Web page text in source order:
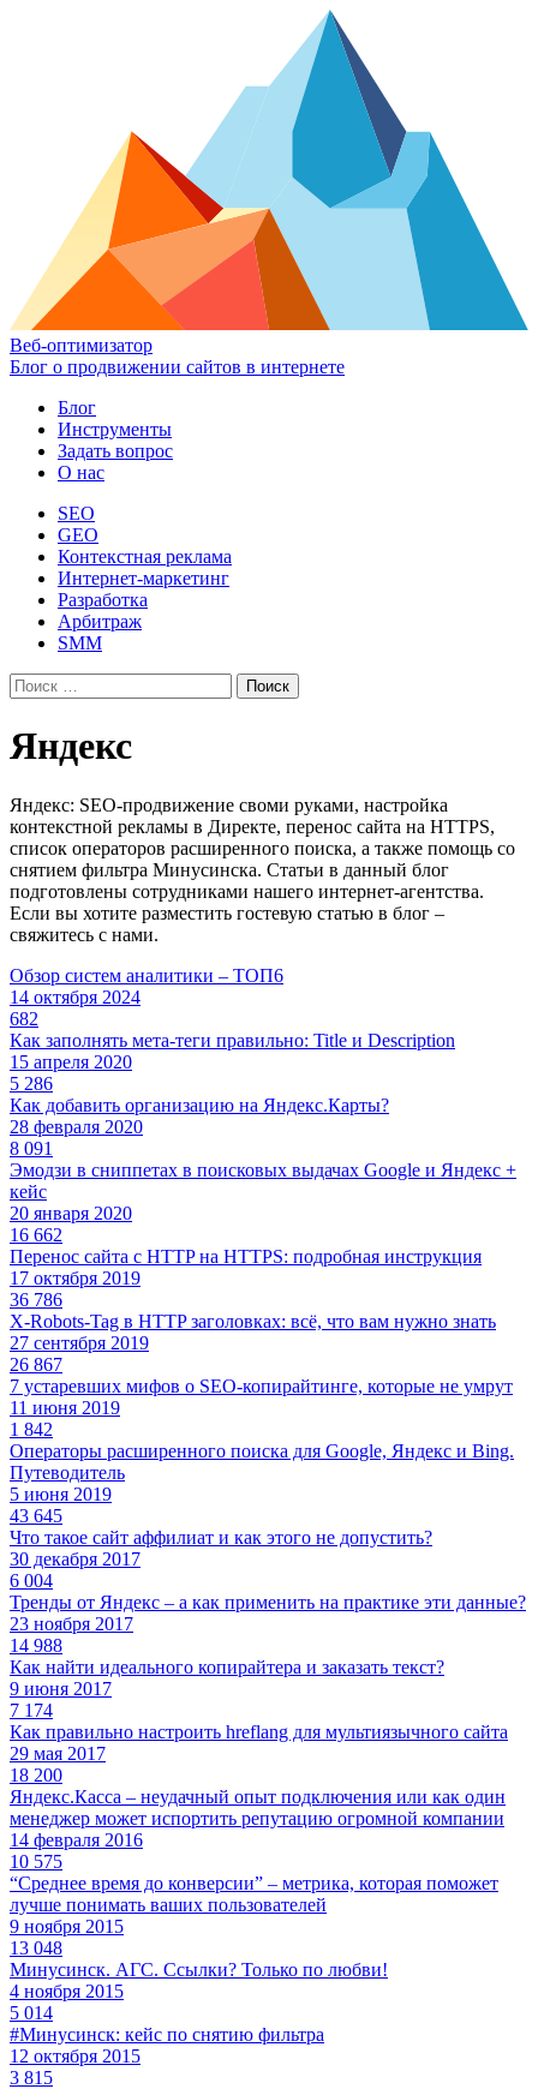
Веб-оптимизатор
Блог о продвижении сайтов в интернете
Блог
Инструменты
Задать вопрос
О нас
SEO
GEO
Контекстная реклама
Интернет-маркетинг
Разработка
Арбитраж
SMM
Найти:
Яндекс
Яндекс: SEO-продвижение своми руками, настройка
контекстной рекламы в Директе, перенос сайта на HTTPS,
список операторов расширенного поиска, а также помощь со
снятием фильтра Минусинска. Статьи в данный блог
подготовлены сотрудниками нашего интернет-агентства.
Если вы хотите разместить гостевую статью в блог –
свяжитесь с нами.
Обзор систем аналитики – ТОП6
14 октября 2024
682
Как заполнять мета-теги правильно: Title и Description
15 апреля 2020
5 286
Как добавить организацию на Яндекс.Карты?
28 февраля 2020
8 091
Эмодзи в сниппетах в поисковых выдачах Google и Яндекс +
кейс
20 января 2020
16 662
Перенос сайта с HTTP на HTTPS: подробная инструкция
17 октября 2019
36 786
X-Robots-Tag в HTTP заголовках: всё, что вам нужно знать
27 сентября 2019
26 867
7 устаревших мифов о SEO-копирайтинге, которые не умрут
11 июня 2019
1 842
Операторы расширенного поиска для Google, Яндекс и Bing.
Путеводитель
5 июня 2019
43 645
Что такое сайт аффилиат и как этого не допустить?
30 декабря 2017
6 004
Тренды от Яндекс – а как применить на практике эти данные?
23 ноября 2017
14 988
Как найти идеального копирайтера и заказать текст?
9 июня 2017
7 174
Как правильно настроить hreflang для мультиязычного сайта
29 мая 2017
18 200
Яндекс.Касса – неудачный опыт подключения или как один
менеджер может испортить репутацию огромной компании
14 февраля 2016
10 575
“Среднее время до конверсии” – метрика, которая поможет
лучше понимать ваших пользователей
9 ноября 2015
13 048
Минусинск. АГС. Ссылки? Только по любви!
4 ноября 2015
5 014
#Минусинск: кейс по снятию фильтра
12 октября 2015
3 815